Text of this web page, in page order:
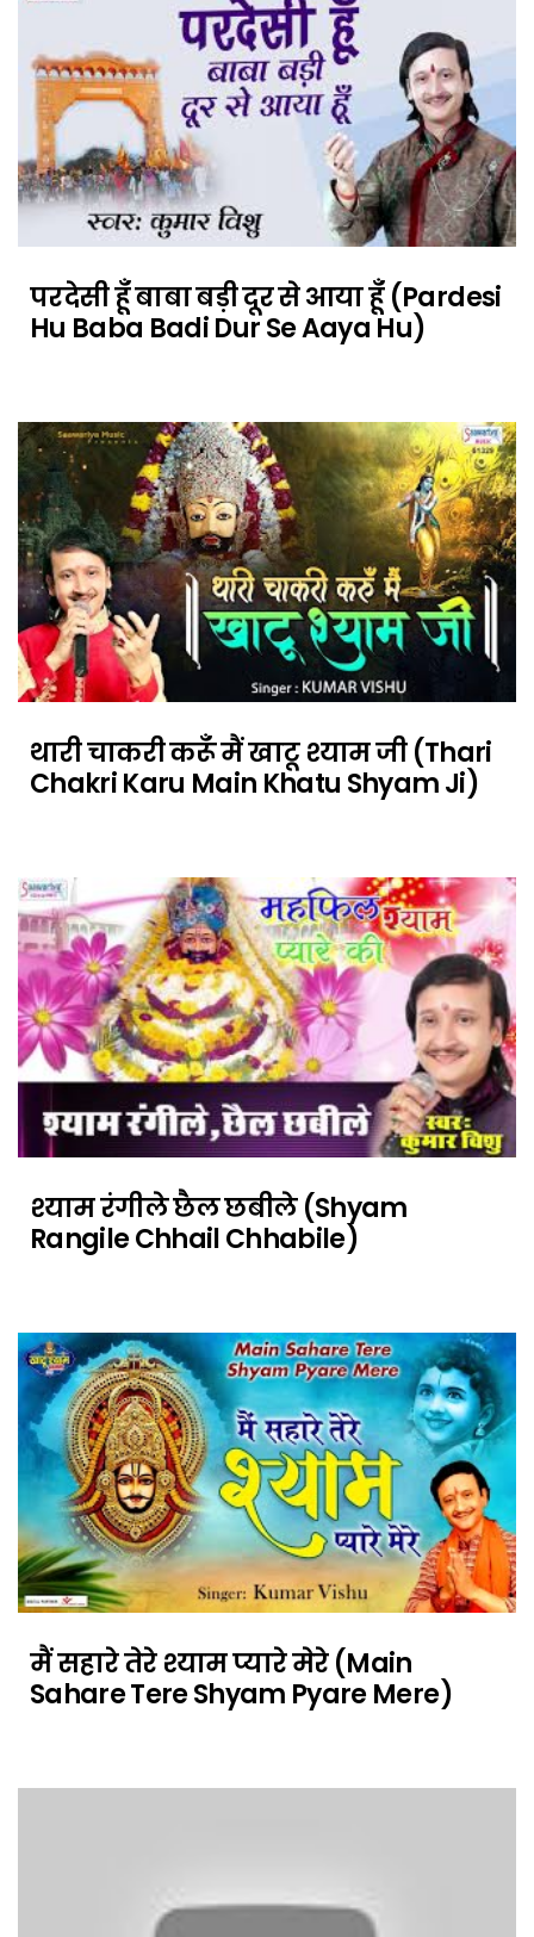
परदेसी हूँ बाबा बड़ी दूर से आया हूँ (Pardesi
Hu Baba Badi Dur Se Aaya Hu)
थारी चाकरी करूँ मैं खाटू श्याम जी (Thari
Chakri Karu Main Khatu Shyam Ji)
श्याम रंगीले छैल छबीले (Shyam
Rangile Chhail Chhabile)
मैं सहारे तेरे श्याम प्यारे मेरे (Main
Sahare Tere Shyam Pyare Mere)